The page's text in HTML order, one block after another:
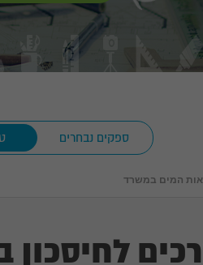
ספקים נבחרים
המים במשרד